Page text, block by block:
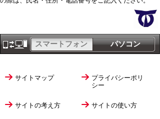
パソコン
スマートフォン
サイトマップ
プライバシーポリ
シー
サイトの考え方 サイトの使い方